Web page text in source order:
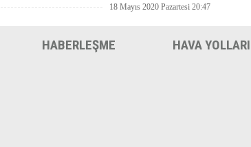
18 Mayıs 2020 Pazartesi 20:47
HABERLEŞME HAVA YOLLARI